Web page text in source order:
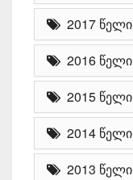
2017 წელი
2016 წელი
2015 წელი
2014 წელი
2013 წელი